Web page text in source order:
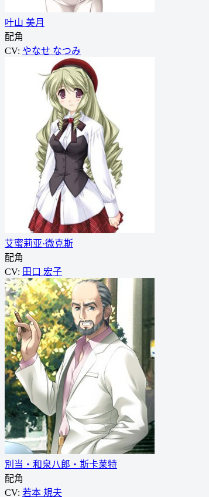
叶山 美月
配角
CV: やなせ なつみ
艾蜜莉亚·微克斯
配角
CV: 田口 宏子
別当・和泉八郎・斯卡莱特
配角
CV: 若本 規夫